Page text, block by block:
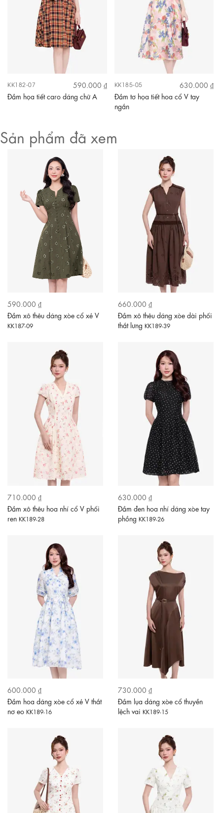
KK182-07
590.000 ₫
Đầm họa tiết caro dáng chữ A
KK185-05
630.000 ₫
Đầm tơ họa tiết hoa cổ V tay
ngắn
Sản phẩm đã xem
590.000 ₫
Đầm xô thêu dáng xòe cổ xẻ V
KK187-09
660.000 ₫
Đầm xô thêu dáng xòe dài phối
thắt lưng KK189-39
710.000 ₫
Đầm xô thêu hoa nhí cổ V phối
ren KK189-28
630.000 ₫
Đầm đen hoa nhí dáng xòe tay
phồng KK189-26
600.000 ₫
Đầm hoa dáng xòe cổ xẻ V thắt
nơ eo KK189-16
730.000 ₫
Đầm lụa dáng xòe cổ thuyền
lệch vai KK189-15